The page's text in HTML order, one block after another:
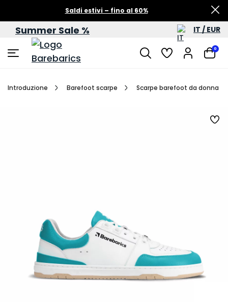
Saldi estivi – fino al 60%
Summer Sale % IT / EUR
0
Introduzione Barefoot scarpe Scarpe barefoot da donna